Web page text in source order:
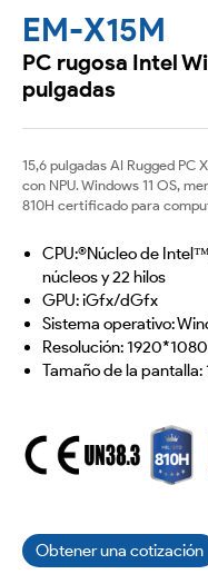
EM-X15M
PC rugosa Intel
pulgadas
15,6 pulgadas AI Rugged PC
con NPU. Windows 11 OS,
810H certificado para
CPU:®Núcleo de
núcleos y 22 hilos
GPU: iGfx/dGfx
Sistema operativo:
Resolución: 1920*1080
Tamaño de la pantalla:
Obtener una cotización